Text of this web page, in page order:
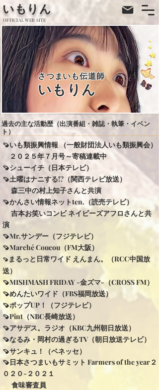
​いもりん
​OFFICIAL WEB SITE
さつまいも伝道師
いもりん
過去の主な活動歴（出演番組・雑誌・執筆・イベン
ト）
🍠いも類振興情報 （一般財団法人いも類振興会）
​２０２５年７月号～寄稿連載中
🍠シューイチ （日本テレビ）
🍠土曜はナニする!?（関西テレビ放送）
森三中の村上知子さんと共演
🍠かんさい情報ネットten.（読売テレビ）
吉本お笑いコンビ ネイビーズアフロさんと共
演
🍠Mr.サンデー（フジテレビ）
🍠Marché Coucou（FM大阪）
🍠まるっと日常ワイド えんまん。（RCC中国放
送）
🍠MISHMASH FRIDAY -金ズマ-（CROSS FM）
🍠めんたいワイド（FBS福岡放送）
🍠ポップUP！（フジテレビ）
🍠Pint（NBC長崎放送）
🍠アサデス。ラジオ（KBC九州朝日放送）
🍠なるみ・岡村の過ぎるTV（朝日放送テレビ）
🍠サンキュ！（ベネッセ）
🍠日本さつまいもサミット Farmers of the year２
０２０-２０２１
食味審査員